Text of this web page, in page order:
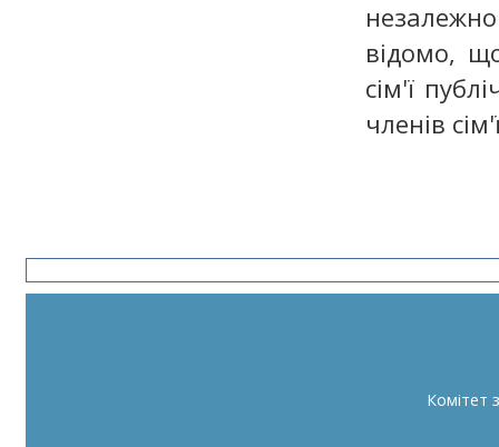
відомо,
сім'ї
членів
Комітет